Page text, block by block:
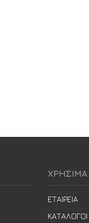
ΧΡΗΣΙΜΑ
ΕΤΑΙΡΕΙΑ
ΚΑΤΑΛΟΓΟΙ